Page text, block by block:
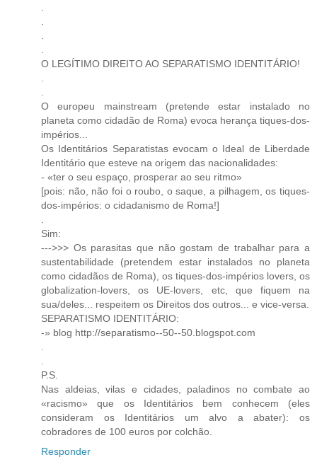
.
.
.
.
O LEGÍTIMO DIREITO AO SEPARATISMO IDENTITÁRIO!
.
.
O europeu mainstream (pretende estar instalado no
planeta como cidadão de Roma) evoca herança tiques-dos-
impérios...
Os Identitários Separatistas evocam o Ideal de Liberdade
Identitário que esteve na origem das nacionalidades:
- «ter o seu espaço, prosperar ao seu ritmo»
[pois: não, não foi o roubo, o saque, a pilhagem, os tiques-
dos-impérios: o cidadanismo de Roma!]
.
Sim:
--->>> Os parasitas que não gostam de trabalhar para a
sustentabilidade (pretendem estar instalados no planeta
como cidadãos de Roma), os tiques-dos-impérios lovers, os
globalization-lovers, os UE-lovers, etc, que fiquem na
sua/deles... respeitem os Direitos dos outros... e vice-versa.
SEPARATISMO IDENTITÁRIO:
-» blog http://separatismo--50--50.blogspot.com
.
.
P.S.
Nas aldeias, vilas e cidades, paladinos no combate ao
«racismo» que os Identitários bem conhecem (eles
consideram os Identitários um alvo a abater): os
cobradores de 100 euros por colchão.
Responder